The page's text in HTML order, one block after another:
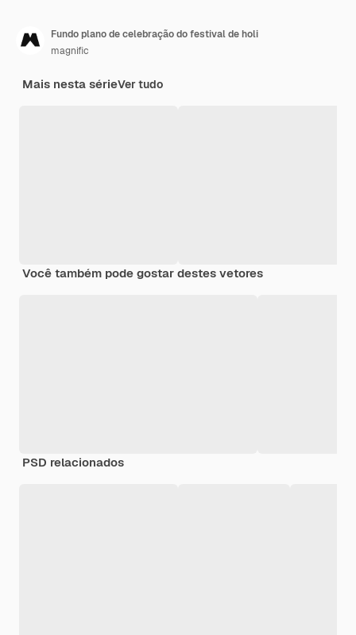
Fundo plano de celebração do festival de holi
magnific
Mais nesta sérieVer tudo
Você também pode gostar destes vetores
PSD relacionados